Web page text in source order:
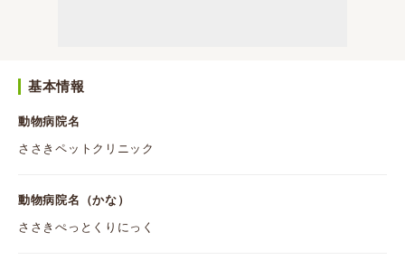
基本情報
動物病院名
ささきペットクリニック
動物病院名（かな）
ささきぺっとくりにっく